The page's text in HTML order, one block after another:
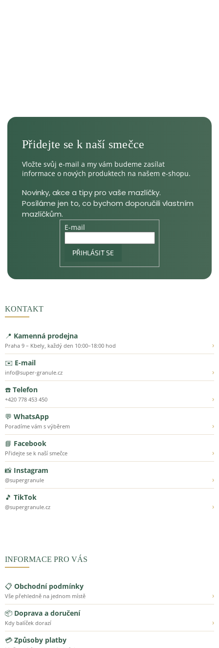
Vložte svůj e-mail a my vám budeme zasílat
informace o nových produktech na našem e-shopu.
E-mail
PŘIHLÁSIT SE
KONTAKT
📍 Kamenná prodejna
Praha 9 – Kbely, každý den 10:00–18:00 hod
›
✉️ E-mail
info@super-granule.cz
›
☎️ Telefon
+420 778 453 450
›
💬 WhatsApp
Poradíme vám s výběrem
›
📘 Facebook
Přidejte se k naší smečce
›
📸 Instagram
@supergranule
›
🎵 TikTok
@supergranule.cz ›
INFORMACE PRO VÁS
📋 Obchodní podmínky
Vše přehledně na jednom místě
›
📦 Doprava a doručení
Kdy balíček dorazí
›
💳 Způsoby platby